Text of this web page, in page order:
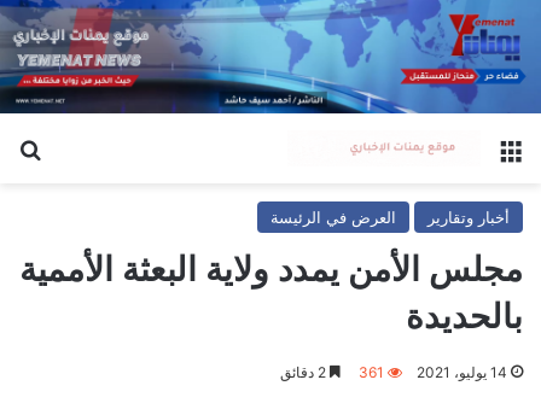
القائمة
أخبار وتقارير العرض في الرئيسة
مجلس الأمن يمدد ولاية البعثة الأممية
بالحديدة
14 يوليو، 2021 361